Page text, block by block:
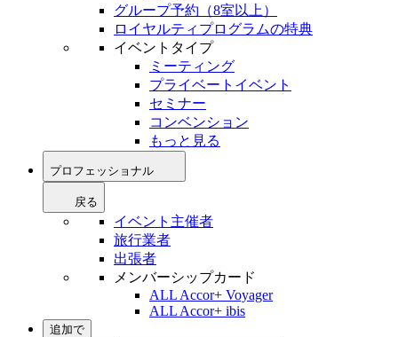
グループ予約（8室以上）
ロイヤルティプログラムの特典
イベントタイプ
ミーティング
プライベートイベント
セミナー
コンベンション
もっと見る
プロフェッショナル
戻る
イベント主催者
旅行業者
出張者
メンバーシップカード
ALL Accor+ Voyager
ALL Accor+ ibis
追加で